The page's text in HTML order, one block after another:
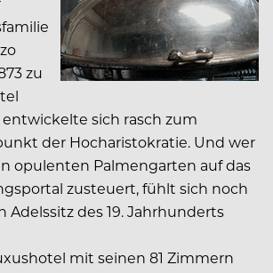
zu
sich rasch zum
der Hocharistokratie. Und wer
opulenten Palmengarten auf das
zusteuert, fühlt sich noch
Adelssitz des 19. Jahrhunderts
mit seinen 81 Zimmern